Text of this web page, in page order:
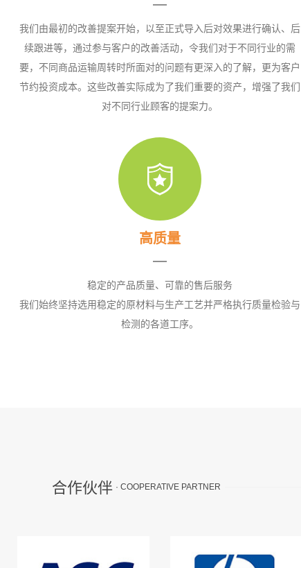
我们由最初的改善提案开始，以至正式导入后对效果进行确认、后
续跟进等，通过参与客户的改善活动，令我们对于不同行业的需
要，不同商品运输周转时所面对的问题有更深入的了解，更为客户
节约投资成本。这些改善实际成为了我们重要的资产，增强了我们
对不同行业顾客的提案力。
高质量
稳定的产品质量、可靠的售后服务
我们始终坚持选用稳定的原材料与生产工艺并严格执行质量检验与
检测的各道工序。
合作伙伴 · COOPERATIVE PARTNER